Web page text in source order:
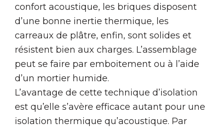
confort acoustique, les briques disposent
d’une bonne inertie thermique, les
carreaux de plâtre, enfin, sont solides et
résistent bien aux charges. L’assemblage
peut se faire par emboitement ou à l’aide
d’un mortier humide.
L’avantage de cette technique d’isolation
est qu’elle s’avère efficace autant pour une
isolation thermique qu’acoustique. Par